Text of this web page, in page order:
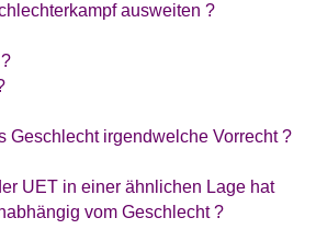
ausweiten ?
Geschlecht irgendwelche Vorrecht ?
UET in einer ähnlichen Lage hat
vom Geschlecht ?